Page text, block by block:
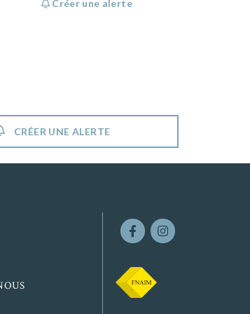
Créer une alerte
CRÉER UNE ALERTE